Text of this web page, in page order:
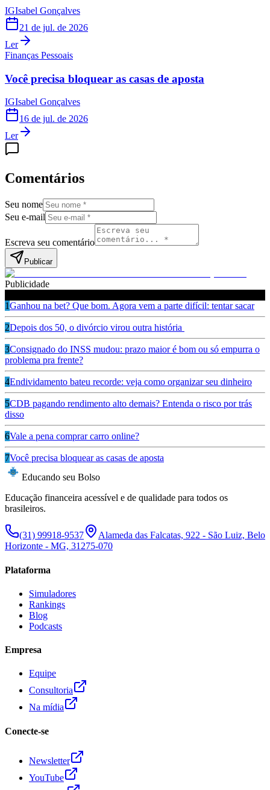
IGIsabel Gonçalves
21 de jul. de 2026
Ler
Finanças Pessoais
Você precisa bloquear as casas de aposta
IGIsabel Gonçalves
16 de jul. de 2026
Ler
Comentários
Seu nome
Seu e-mail
Escreva seu comentário
Publicar
Publicidade
1Ganhou na bet? Que bom. Agora vem a parte difícil: tentar sacar
2Depois dos 50, o divórcio virou outra história
3Consignado do INSS mudou: prazo maior é bom ou só empurra o
problema pra frente?
4Endividamento bateu recorde: veja como organizar seu dinheiro
5CDB pagando rendimento alto demais? Entenda o risco por trás
disso
6Vale a pena comprar carro online?
7Você precisa bloquear as casas de aposta
Educando seu Bolso
Educação financeira acessível e de qualidade para todos os
brasileiros.
(31) 99918-9537
Alameda das Falcatas, 922 - São Luiz, Belo
Horizonte - MG, 31275-070
Plataforma
Simuladores
Rankings
Blog
Podcasts
Empresa
Equipe
Consultoria
Na mídia
Conecte-se
Newsletter
YouTube